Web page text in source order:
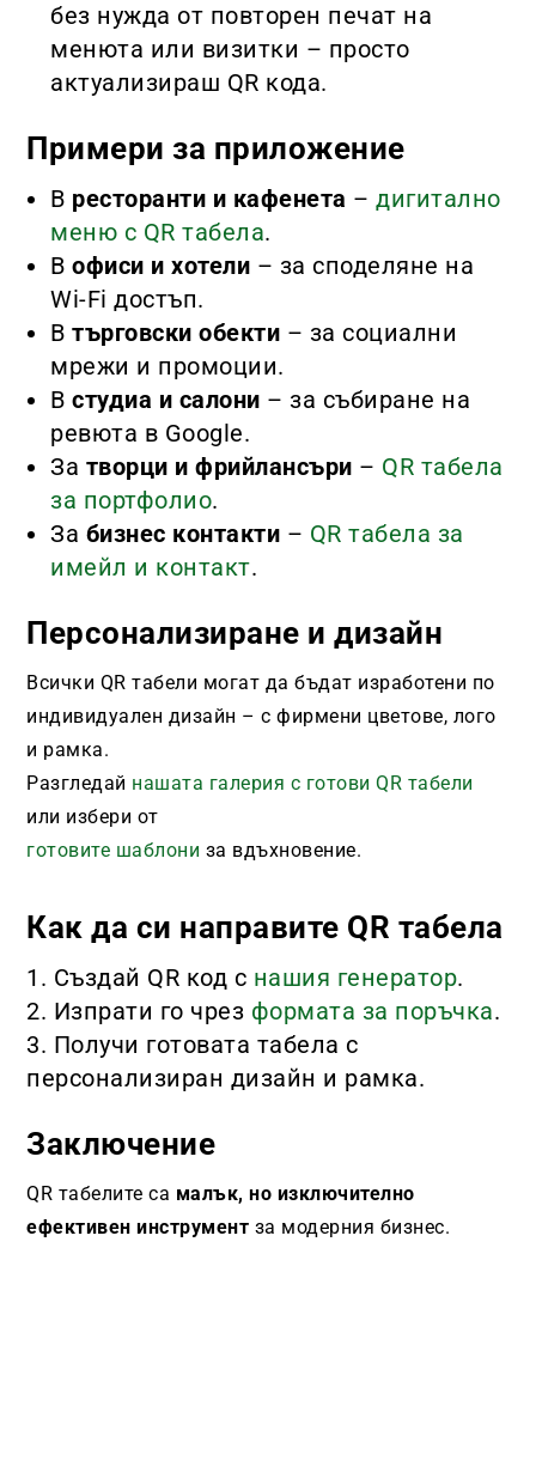
без нужда от повторен печат на
менюта или визитки – просто
актуализираш QR кода.
Примери за приложение
В ресторанти и кафенета –дигитално
меню с QR табела.
Вофиси и хотели – за споделяне на
Wi-Fi достъп.
Втърговски обекти – за социални
мрежи и промоции.
Встудиа и салони – за събиране на
ревюта в Google.
За творци и фрийлансъри – QR табела
за портфолио.
За бизнес контакти – QR табела за
имейл и контакт.
Персонализиране и дизайн
Всички QR табели могат да бъдат изработени по
индивидуален дизайн – с фирмени цветове, лого
и рамка.
Разгледай нашата галерия с готови QR табели
или избери от
готовите шаблони за вдъхновение.
Как да си направите QR табела
Създай QR код с нашия генератор.
Изпрати го чрез формата за поръчка.
Получи готовата табела с
персонализиран дизайн и рамка.
Заключение
QR табелите са малък, но изключително
ефективен инструмент за модерния бизнес.